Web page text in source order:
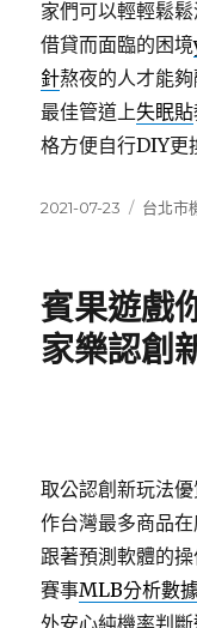
家們可以輕輕鬆
借貸而面臨的困境
針熬夜的人才能
最佳管道上失眠貼
格方便自行DIY更
發
2021-07-23
分
台北市
賓果遊戲
家樂認創
取公認創新玩法
作台灣最多商品
跟著預測軟體的
賽事MLB分析數
外安心純機率判斷